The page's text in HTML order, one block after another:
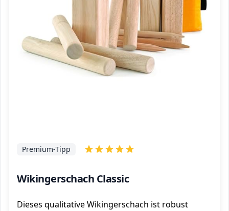
Wikingerschach Classic
Premium-Tipp
Dieses qualitative Wikingerschach ist robust